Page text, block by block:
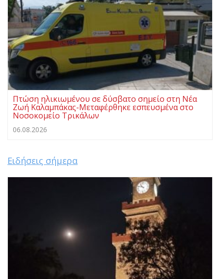
Πτώση ηλικιωμένου σε δύσβατο σημείο στη Νέα
Ζωή Καλαμπάκας-Μεταφέρθηκε εσπευσμένα στο
Νοσοκομείο Τρικάλων
06.08.2026
Ειδήσεις σήμερα